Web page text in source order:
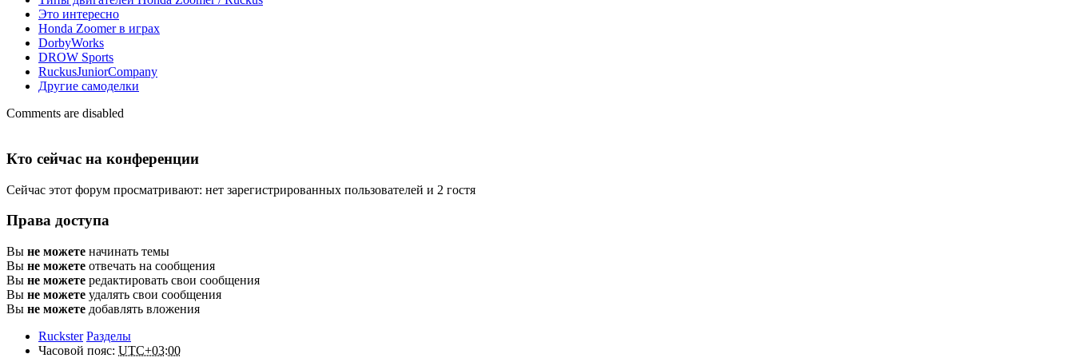
Это интересно
Honda Zoomer в играх
DorbyWorks
DROW Sports
RuckusJuniorCompany
Другие самоделки
Comments are disabled
Кто сейчас на конференции
Сейчас этот форум просматривают: нет зарегистрированных пользователей и 2 гостя
Права доступа
Вы не можете начинать темы
Вы не можете отвечать на сообщения
Вы не можете редактировать свои сообщения
Вы не можете удалять свои сообщения
Вы не можете добавлять вложения
Ruckster Разделы
Часовой пояс: UTC+03:00